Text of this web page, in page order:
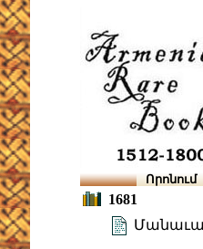
Որոնում
1681